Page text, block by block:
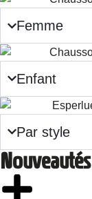
Femme
Enfant
Par style
Nouveautés